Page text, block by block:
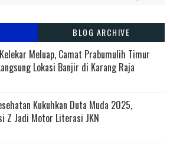
BLOG ARCHIVE
Meluap, Camat Prabumulih Timur
Lokasi Banjir di Karang Raja
Kukuhkan Duta Muda 2025,
Z Jadi Motor Literasi JKN